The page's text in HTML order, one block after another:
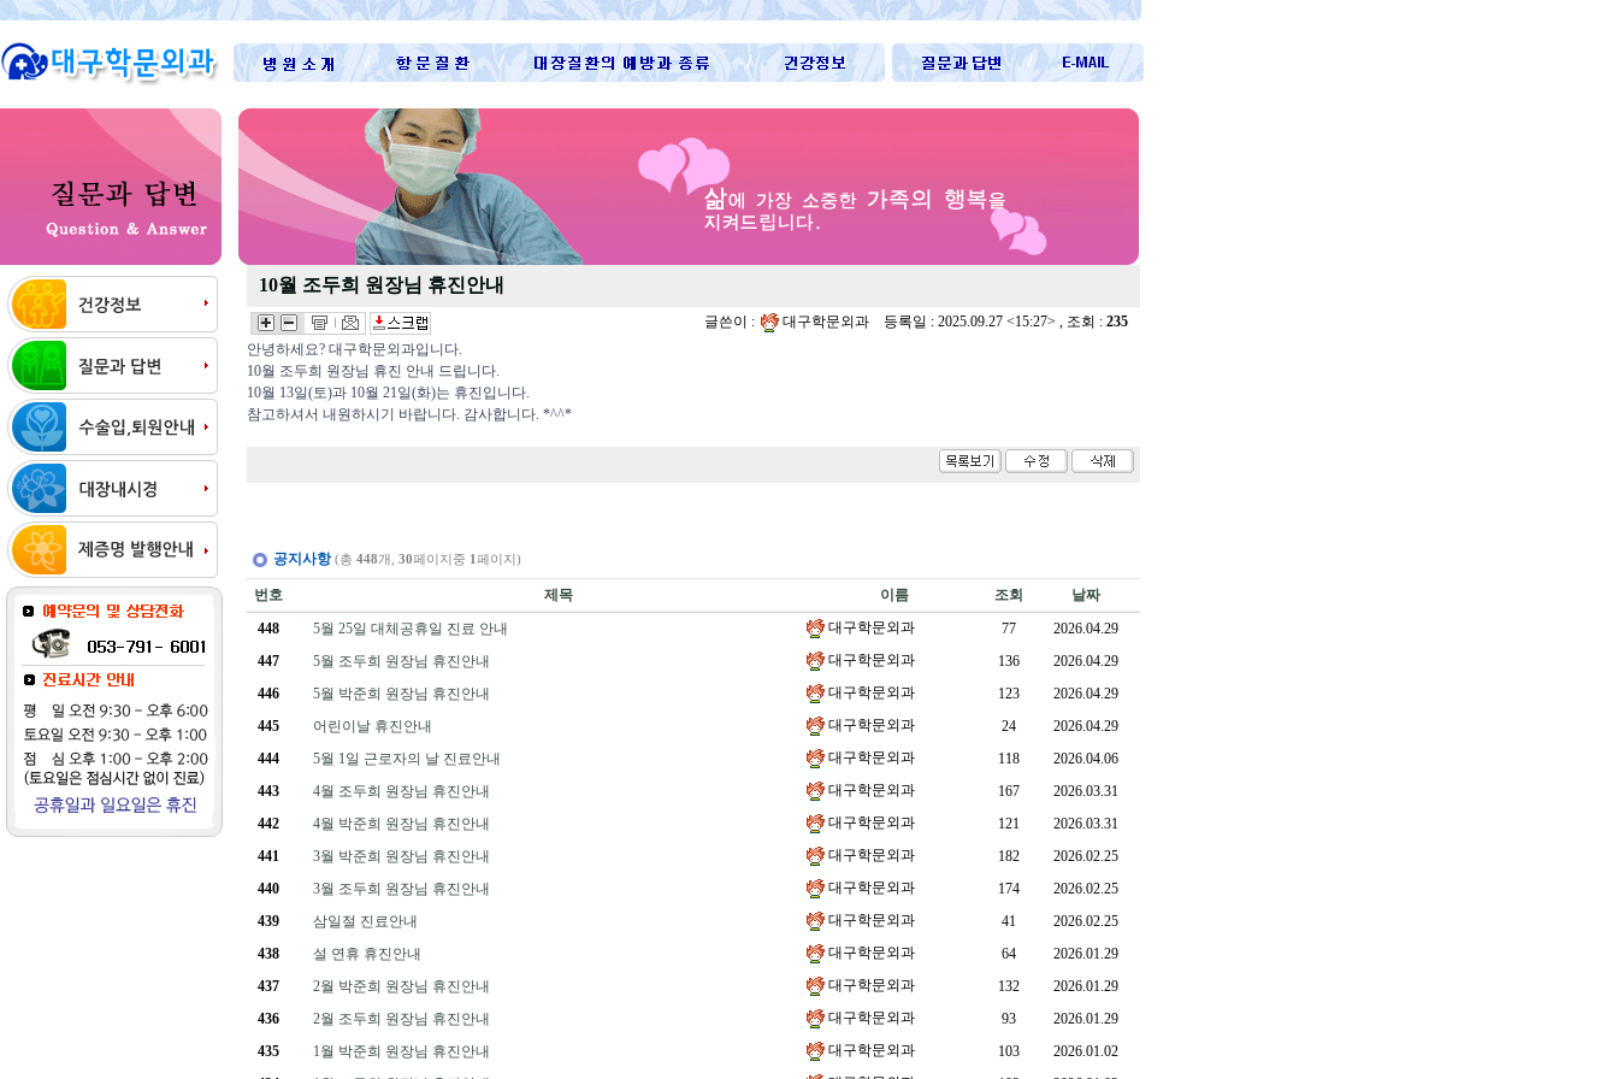
10월 조두희 원장님 휴진안내
글쓴이 : 대구학문외과 등록일 : 2025.09.27 <15:27> , 조회 : 235
안녕하세요? 대구학문외과입니다.
10월 조두희 원장님 휴진 안내 드립니다.
10월 13일(토)과 10월 21일(화)는 휴진입니다.
참고하셔서 내원하시기 바랍니다. 감사합니다. *^^*
공지사항 (총 448개, 30페이지중 1 페이지)
번호 제목 이름 조회
날짜
448
5월 25일 대체공휴일 진료 안내 대구학문외과 77
2026.04.29
447
5월 조두희 원장님 휴진안내 대구학문외과 136
2026.04.29
446
5월 박준희 원장님 휴진안내 대구학문외과 123
2026.04.29
445
어린이날 휴진안내 대구학문외과 24
2026.04.29
444
5월 1일 근로자의 날 진료안내 대구학문외과 118
2026.04.06
443
4월 조두희 원장님 휴진안내 대구학문외과 167
2026.03.31
442
4월 박준희 원장님 휴진안내 대구학문외과 121
2026.03.31
441
3월 박준희 원장님 휴진안내 대구학문외과 182
2026.02.25
440
3월 조두희 원장님 휴진안내 대구학문외과 174
2026.02.25
439
삼일절 진료안내 대구학문외과 41
2026.02.25
438
설 연휴 휴진안내 대구학문외과 64
2026.01.29
437
2월 박준희 원장님 휴진안내 대구학문외과 132
2026.01.29
436
2월 조두희 원장님 휴진안내 대구학문외과 93
2026.01.29
435
1월 박준희 원장님 휴진안내 대구학문외과 103
2026.01.02